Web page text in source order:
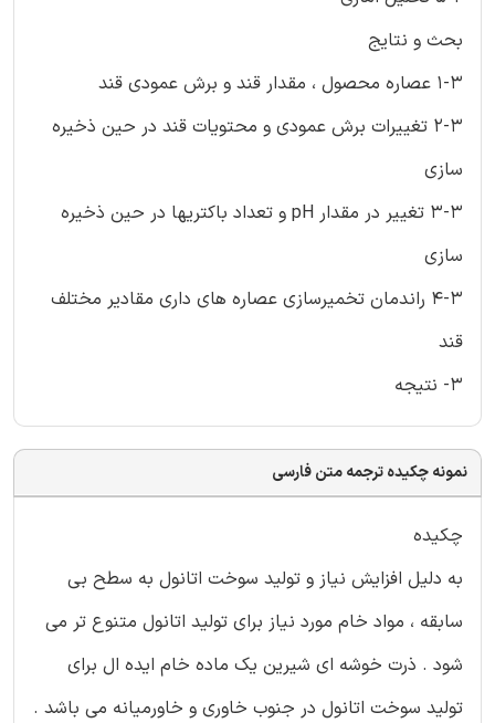
بحث و نتایج
1-3 عصاره محصول ، مقدار قند و برش عمودی قند
2-3 تغییرات برش عمودی و محتویات قند در حین ذخیره
سازی
3-3 تغییر در مقدار pH و تعداد باکتریها در حین ذخیره
سازی
4-3 راندمان تخمیرسازی عصاره های داری مقادیر مختلف
قند
3- نتیجه
نمونه چکیده ترجمه متن فارسی
چکیده
به دلیل افزایش نیاز و تولید سوخت اتانول به سطح بی
سابقه ، مواد خام مورد نیاز برای تولید اتانول متنوع تر می
شود . ذرت خوشه ای شیرین یک ماده خام ایده ال برای
تولید سوخت اتانول در جنوب خاوری و خاورمیانه می باشد .